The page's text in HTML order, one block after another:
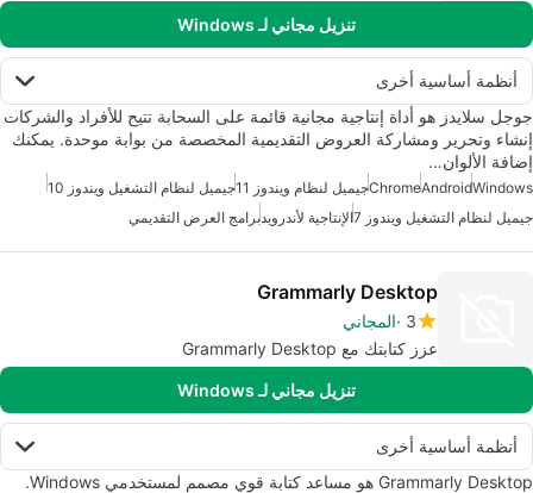
تنزيل مجاني لـ Windows
أنظمة أساسية أخرى
جوجل سلايدز هو أداة إنتاجية مجانية قائمة على السحابة تتيح للأفراد والشركات
إنشاء وتحرير ومشاركة العروض التقديمية المخصصة من بوابة موحدة. يمكنك
إضافة الألوان…
Windows
Android
Chromeجيميل لنظام ويندوز 11
جيميل لنظام التشغيل ويندوز 10
جيميل لنظام التشغيل ويندوز 7
الإنتاجية لأندرويدبرامج العرض التقديمي
Grammarly Desktop
3 المجاني
عزز كتابتك مع Grammarly Desktop
تنزيل مجاني لـ Windows
أنظمة أساسية أخرى
Grammarly Desktop هو مساعد كتابة قوي مصمم لمستخدمي Windows.